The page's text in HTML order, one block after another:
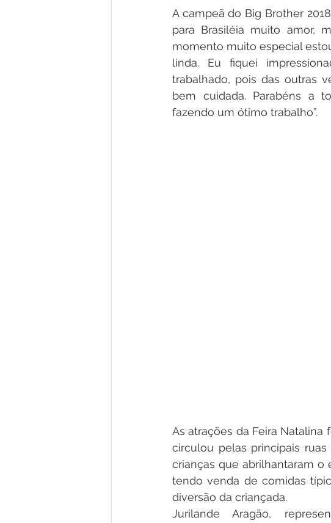
A campeã do Big Brother
para Brasiléia muito amor,
momento muito especial
linda. Eu fiquei
trabalhado, pois das outras
bem cuidada. Parabéns a
fazendo um ótimo trabalho”.
As atrações da Feira Natalina
circulou pelas principais
crianças que abrilhantaram o
tendo venda de comidas
diversão da criançada.
Jurilande Aragão,